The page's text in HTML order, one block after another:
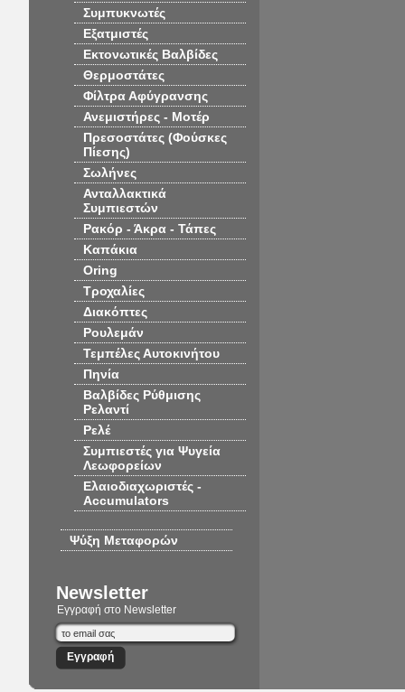
Συμπυκνωτές
Εξατμιστές
Εκτονωτικές Βαλβίδες
Θερμοστάτες
Φίλτρα Αφύγρανσης
Ανεμιστήρες - Μοτέρ
Πρεσοστάτες (Φούσκες
Πίεσης)
Σωλήνες
Ανταλλακτικά
Συμπιεστών
Ρακόρ - Άκρα - Τάπες
Καπάκια
Oring
Τροχαλίες
Διακόπτες
Ρουλεμάν
Τεμπέλες Αυτοκινήτου
Πηνία
Βαλβίδες Ρύθμισης
Ρελαντί
Ρελέ
Συμπιεστές για Ψυγεία
Λεωφορείων
Ελαιοδιαχωριστές -
Accumulators
Ψύξη Μεταφορών
Newsletter
Εγγραφή στο Newsletter